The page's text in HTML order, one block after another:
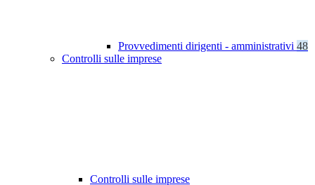
Provvedimenti dirigenti - amministrativi 48
Controlli sulle imprese
Controlli sulle imprese